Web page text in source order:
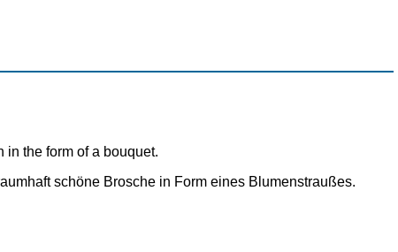
in the form of a bouquet.
schöne Brosche in Form eines Blumenstraußes.